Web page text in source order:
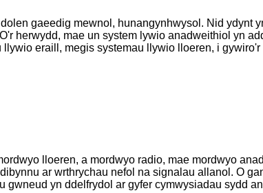
gaeedig mewnol, hunangynhwysol. Nid ydynt
herwydd, mae un system lywio anadweithiol yn
eraill, megis systemau llywio lloeren, i
lloeren, a mordwyo radio, mae mordwyo
ar wrthrychau nefol na signalau allanol. O
yn ddelfrydol ar gyfer cymwysiadau sydd